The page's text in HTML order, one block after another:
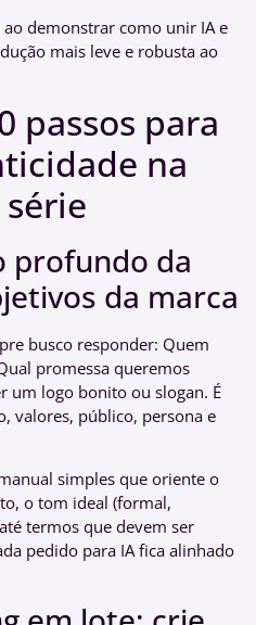
demonstrar como unir IA e
mais leve e robusta ao
passos para
na
profundo da
da marca
busco responder: Quem
promessa queremos
um logo bonito ou slogan. É
valores, público, persona e
simples que oriente o
o tom ideal (formal,
termos que devem ser
pedido para IA fica alinhado